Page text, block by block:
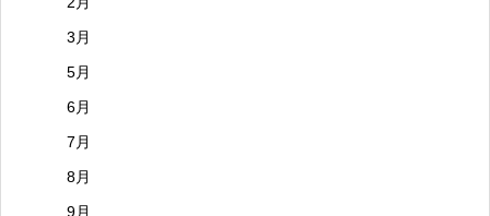
3月
5月
6月
7月
8月
9月